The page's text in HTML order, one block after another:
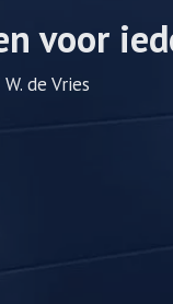
voor
de Vries